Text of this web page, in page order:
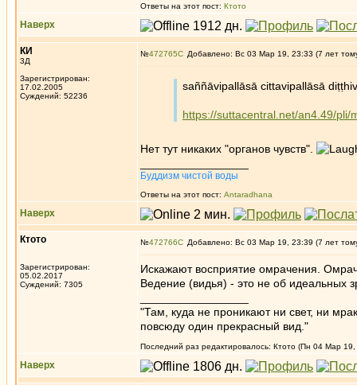
Ответы на этот пост: Ктото
Наверх
КИ
3Д
Зарегистрирован:
17.02.2005
Суждений: 52236
№472765 Добавлено: Вс 03 Мар 19, 23:33 (7 лет
saññāvipallāsā cittavipallāsā
https://suttacentral.net/an4.49/pli/
Нет тут никаких "органов чувств".
Буддизм чистой воды
Ответы на этот пост: Antaradhana
Наверх
Ктото
Зарегистрирован:
05.02.2017
Суждений: 7305
№472766 Добавлено: Вс 03 Мар 19, 23:39 (7 лет
Искажают восприятие омрачения.
Ведение (видья) - это не об идеальных
"Там, куда не проникают ни свет, ни
повсюду один прекрасный вид."
Последний раз редактировалось: Ктото (Пн 04 Мар 19,
Наверх